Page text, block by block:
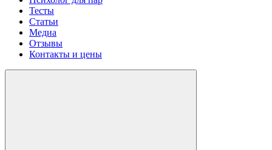
Тесты
Статьи
Медиа
Отзывы
Контакты и цены